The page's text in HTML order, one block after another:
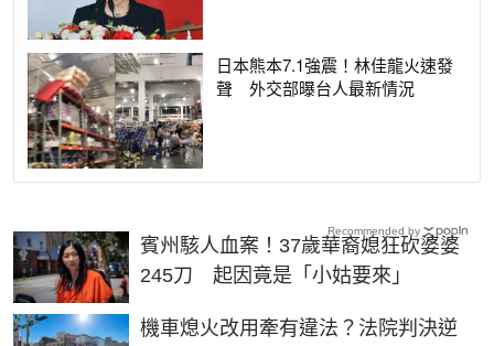
日本熊本7.1強震！林佳龍火速發
聲 外交部曝台人最新情況
賓州駭人血案！37歲華裔媳狂砍婆婆
245刀 起因竟是「小姑要來」
機車熄火改用牽有違法？法院判決逆
Recommended by